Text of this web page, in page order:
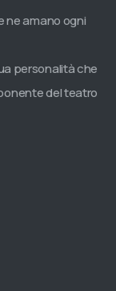
ne amano ogni
personalità che
del teatro